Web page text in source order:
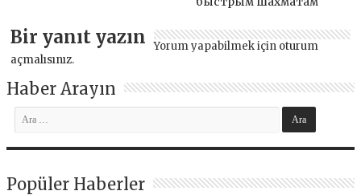
Bir yanıt yazın Yorum yapabilmek için oturum
açmalısınız.
Haber Arayın
Popüler Haberler